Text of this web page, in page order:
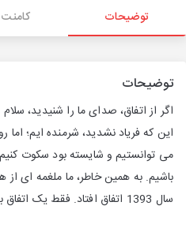
توضیحات
توضیحات
اگر از اتفاق، صدای ما را شنیدید،
این که فریاد نشدید، شرمنده ایم؛ اما
می توانستیم و شایسته بود سکوت
باشیم. به همین خاطر، ما ملغمه ای از
سال 1393 اتفاق افتاد. فقط یک اتفاق بود.